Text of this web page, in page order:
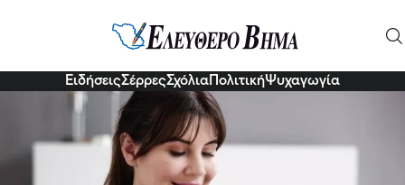
ΕιδήσειςΣέρρεςΣχόλια ΠολιτικήΨυχαγωγία